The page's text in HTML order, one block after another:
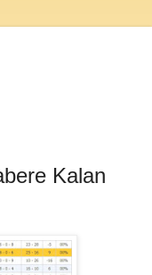
Kalan